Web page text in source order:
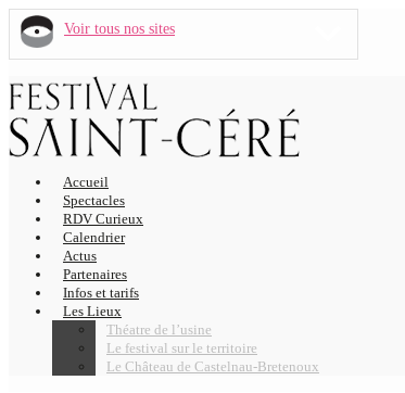
Voir tous nos sites
Accueil
Spectacles
RDV Curieux
Calendrier
Actus
Partenaires
Infos et tarifs
Les Lieux
Théatre de l’usine
Le festival sur le territoire
Le Château de Castelnau-Bretenoux